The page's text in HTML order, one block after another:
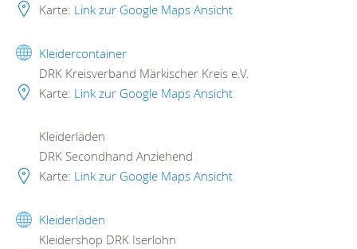
Karte: Link zur Google Maps Ansicht
Kleidercontainer
DRK Kreisverband Märkischer Kreis e.V.
Karte: Link zur Google Maps Ansicht
Kleiderläden
DRK Secondhand Anziehend
Karte: Link zur Google Maps Ansicht
Kleiderläden
Kleidershop DRK Iserlohn